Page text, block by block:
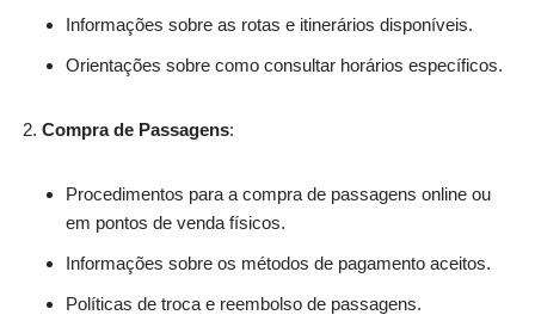
Informações sobre as rotas e itinerários disponíveis.
Orientações sobre como consultar horários específicos.
Compra de Passagens:
Procedimentos para a compra de passagens online ou
em pontos de venda físicos.
Informações sobre os métodos de pagamento aceitos.
Políticas de troca e reembolso de passagens.